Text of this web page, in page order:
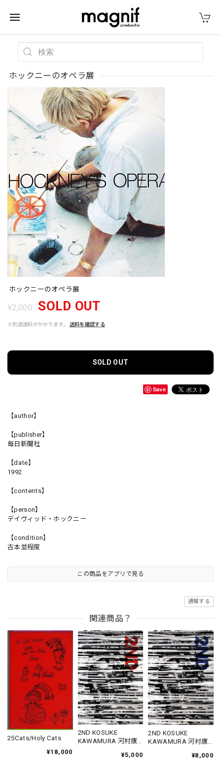
ホックニーのオペラ展
ホックニーのオペラ展
¥2,000 SOLD OUT
※別途送料がかかります。 送料を確認する
SOLD OUT
Save
【author】
【publisher】
毎日新聞社
【date】
1992
【contents】
【person】
デイヴィッド・ホックニー
【condition】
古本並程度
この商品をアプリで見る
通報する
関連商品？
25Cats/Holy Cats
¥18,000
2ND KOSUKE
KAWAMURA 河村康
¥5,000
2ND KOSUKE
KAWAMURA 河村康
¥8,000